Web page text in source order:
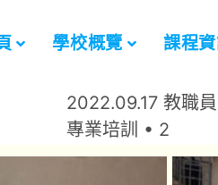
學校概覽 課程
2022.09.17 教職
專業培訓 • 2